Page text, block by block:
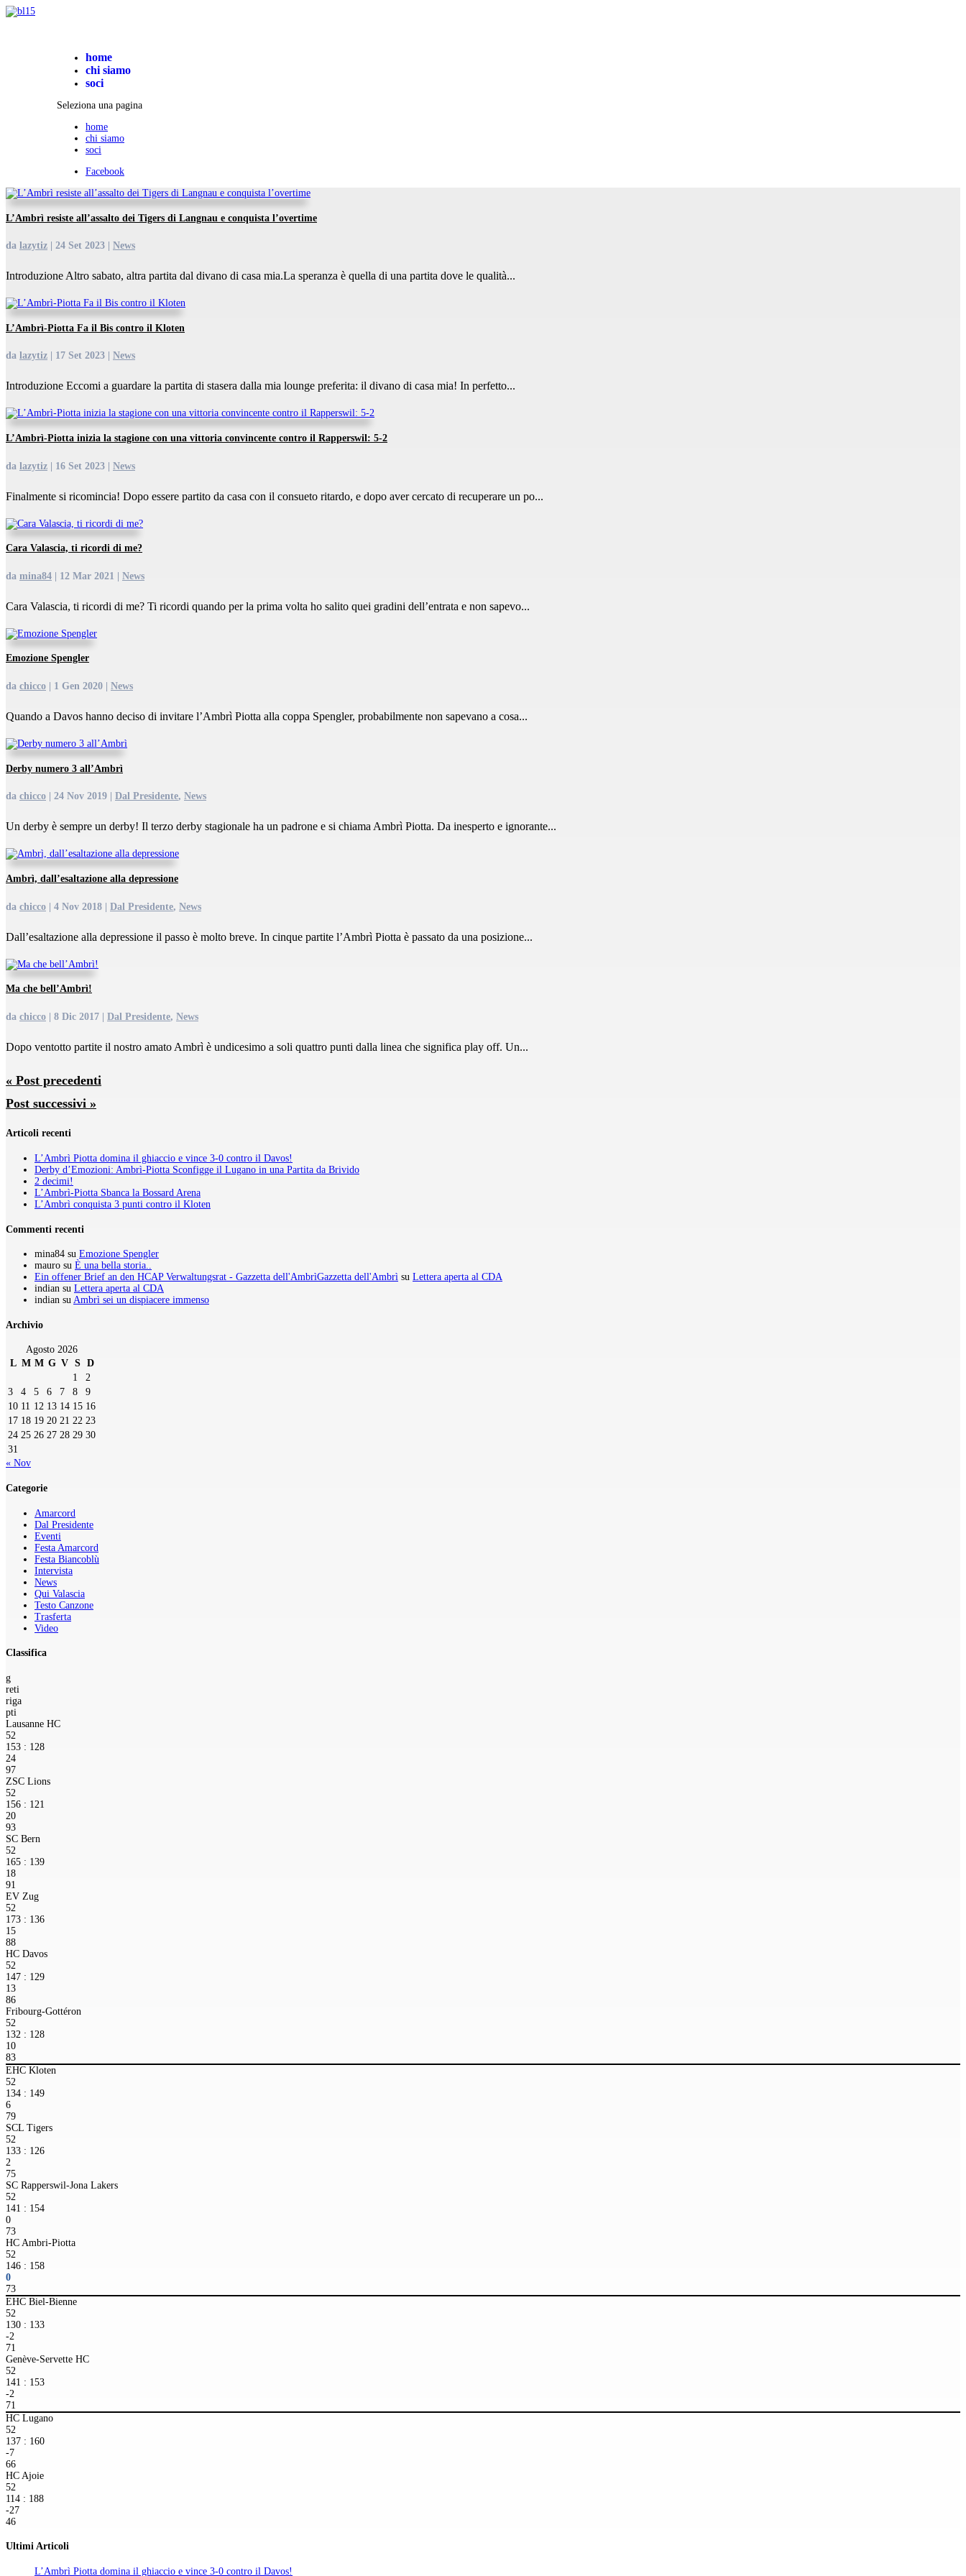
home
chi siamo
soci
Seleziona una pagina
home
chi siamo
soci
Facebook
L’Ambrì resiste all’assalto dei Tigers di Langnau e conquista l’overtime
da lazytiz 24 Set 2023 News
Introduzione Altro sabato, altra partita dal divano di casa mia.La speranza è quella di una partita dove le qualità...
L’Ambrì-Piotta Fa il Bis contro il Kloten
da lazytiz 17 Set 2023 News
Introduzione Eccomi a guardare la partita di stasera dalla mia lounge preferita: il divano di casa mia! In perfetto...
L’Ambrì-Piotta inizia la stagione con una vittoria convincente contro il Rapperswil: 5-2
da lazytiz | 16 Set 2023 | News
Finalmente si ricomincia! Dopo essere partito da casa con il consueto ritardo, e dopo aver cercato di recuperare un po...
Cara Valascia, ti ricordi di me?
da mina84 12 Mar 2021 News
Cara Valascia, ti ricordi di me? Ti ricordi quando per la prima volta ho salito quei gradini dell’entrata e non sapevo...
Emozione Spengler
da chicco 1 Gen 2020 News
Quando a Davos hanno deciso di invitare l’Ambrì Piotta alla coppa Spengler, probabilmente non sapevano a cosa...
Derby numero 3 all’Ambrì
da chicco 24 Nov 2019 Dal Presidente, News
Un derby è sempre un derby! Il terzo derby stagionale ha un padrone e si chiama Ambrì Piotta. Da inesperto e ignorante...
Ambrì, dall’esaltazione alla depressione
da chicco | 4 Nov 2018 | Dal Presidente, News
Dall’esaltazione alla depressione il passo è molto breve. In cinque partite l’Ambrì Piotta è passato da una posizione...
Ma che bell’Ambrì!
da chicco 8 Dic 2017 Dal Presidente, News
Dopo ventotto partite il nostro amato Ambrì è undicesimo a soli quattro punti dalla linea che significa play off. Un...
« Post precedenti
Post successivi »
Articoli recenti
L’Ambrì Piotta domina il ghiaccio e vince 3-0 contro il Davos!
Derby d’Emozioni: Ambrì-Piotta Sconfigge il Lugano in una Partita da Brivido
2 decimi!
L’Ambrì-Piotta Sbanca la Bossard Arena
L’Ambrì conquista 3 punti contro il Kloten
Commenti recenti
mina84 su Emozione Spengler
mauro su È una bella storia..
Ein offener Brief an den HCAP Verwaltungsrat - Gazzetta dell'AmbrìGazzetta dell'Ambrì su Lettera aperta al CDA
indian su Lettera aperta al CDA
indian su Ambrì sei un dispiacere immenso
Archivio
Agosto 2026
L M M G V S D
1
2
3
4 5 6 7 8
9
10 11 12 13 14 15 16
17 18 19 20 21 22 23
24 25 26 27 28 29 30
31
« Nov
Categorie
Amarcord
Dal Presidente
Eventi
Festa Amarcord
Festa Biancoblù
Intervista
News
Qui Valascia
Testo Canzone
Trasferta
Video
Classifica
g
reti
riga
pti
Lausanne HC
52
153 : 128
24
97
ZSC Lions
52
156 : 121
20
93
SC Bern
52
165 : 139
18
91
EV Zug
52
173 : 136
15
88
HC Davos
52
147 : 129
13
86
Fribourg-Gottéron
52
132 : 128
10
83
EHC Kloten
52
134 : 149
6
79
SCL Tigers
52
133 : 126
2
75
SC Rapperswil-Jona Lakers
52
141 : 154
0
73
HC Ambri-Piotta
52
146 : 158
0
73
EHC Biel-Bienne
52
130 : 133
-2
71
Genève-Servette HC
52
141 : 153
-2
71
HC Lugano
52
137 : 160
-7
66
HC Ajoie
52
114 : 188
-27
46
Ultimi Articoli
L’Ambrì Piotta domina il ghiaccio e vince 3-0 contro il Davos!